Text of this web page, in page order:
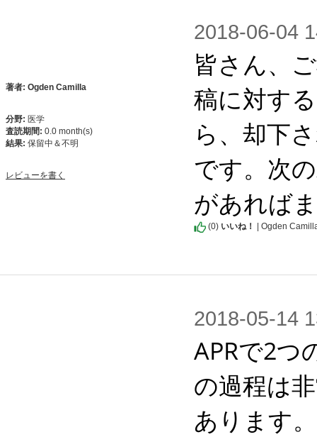
著者: Ogden Camilla
分野: 医学
査読期間: 0.0 month(s)
結果: 保留中＆不明
レビューを書く
2018-06-04
皆さん、
稿に対す
ら、却下
です。次
があれば
(0) いいね！ | Ogden
2018-05-14
APRで2つ
の過程は
あります